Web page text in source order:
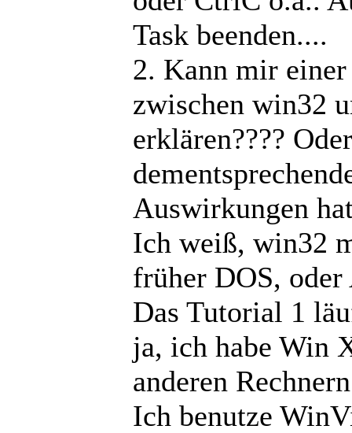
Task beenden....
2. Kann mir
zwischen win32
erklären????
Auswirkungen
Ich weiß, win32
früher DOS, oder
Das Tutorial 1
ja, ich habe Win
anderen
Ich benutze